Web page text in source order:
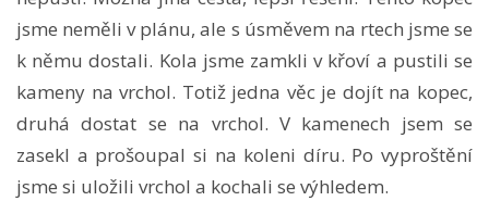
jsme neměli v plánu, ale s úsměvem na rtech jsme se
k němu dostali. Kola jsme zamkli v křoví a pustili se
kameny na vrchol. Totiž jedna věc je dojít na kopec,
druhá dostat se na vrchol. V kamenech jsem se
zasekl a prošoupal si na koleni díru. Po vyproštění
jsme si uložili vrchol a kochali se výhledem.